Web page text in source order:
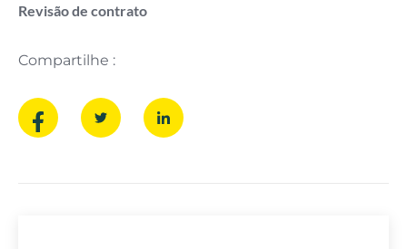
Revisão de contrato
Compartilhe :